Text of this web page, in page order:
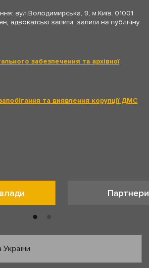
вул.Володимирська, 9, м.Київ, 01001
адвокатські запити, запити на публічну
забезпечення та архівної
та виявлення корупції ДМС
Партнери